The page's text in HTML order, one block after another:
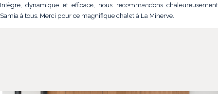
Intègre, dynamique et efficace, nous recommandons chaleureusement
Samia à tous. Merci pour ce magnifique chalet à La Minerve.